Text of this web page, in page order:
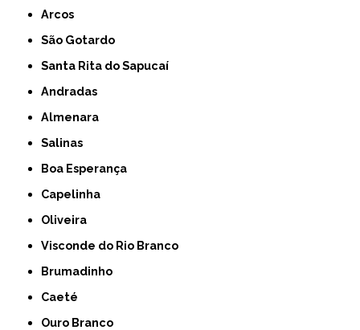
Arcos
São Gotardo
Santa Rita do Sapucaí
Andradas
Almenara
Salinas
Boa Esperança
Capelinha
Oliveira
Visconde do Rio Branco
Brumadinho
Caeté
Ouro Branco